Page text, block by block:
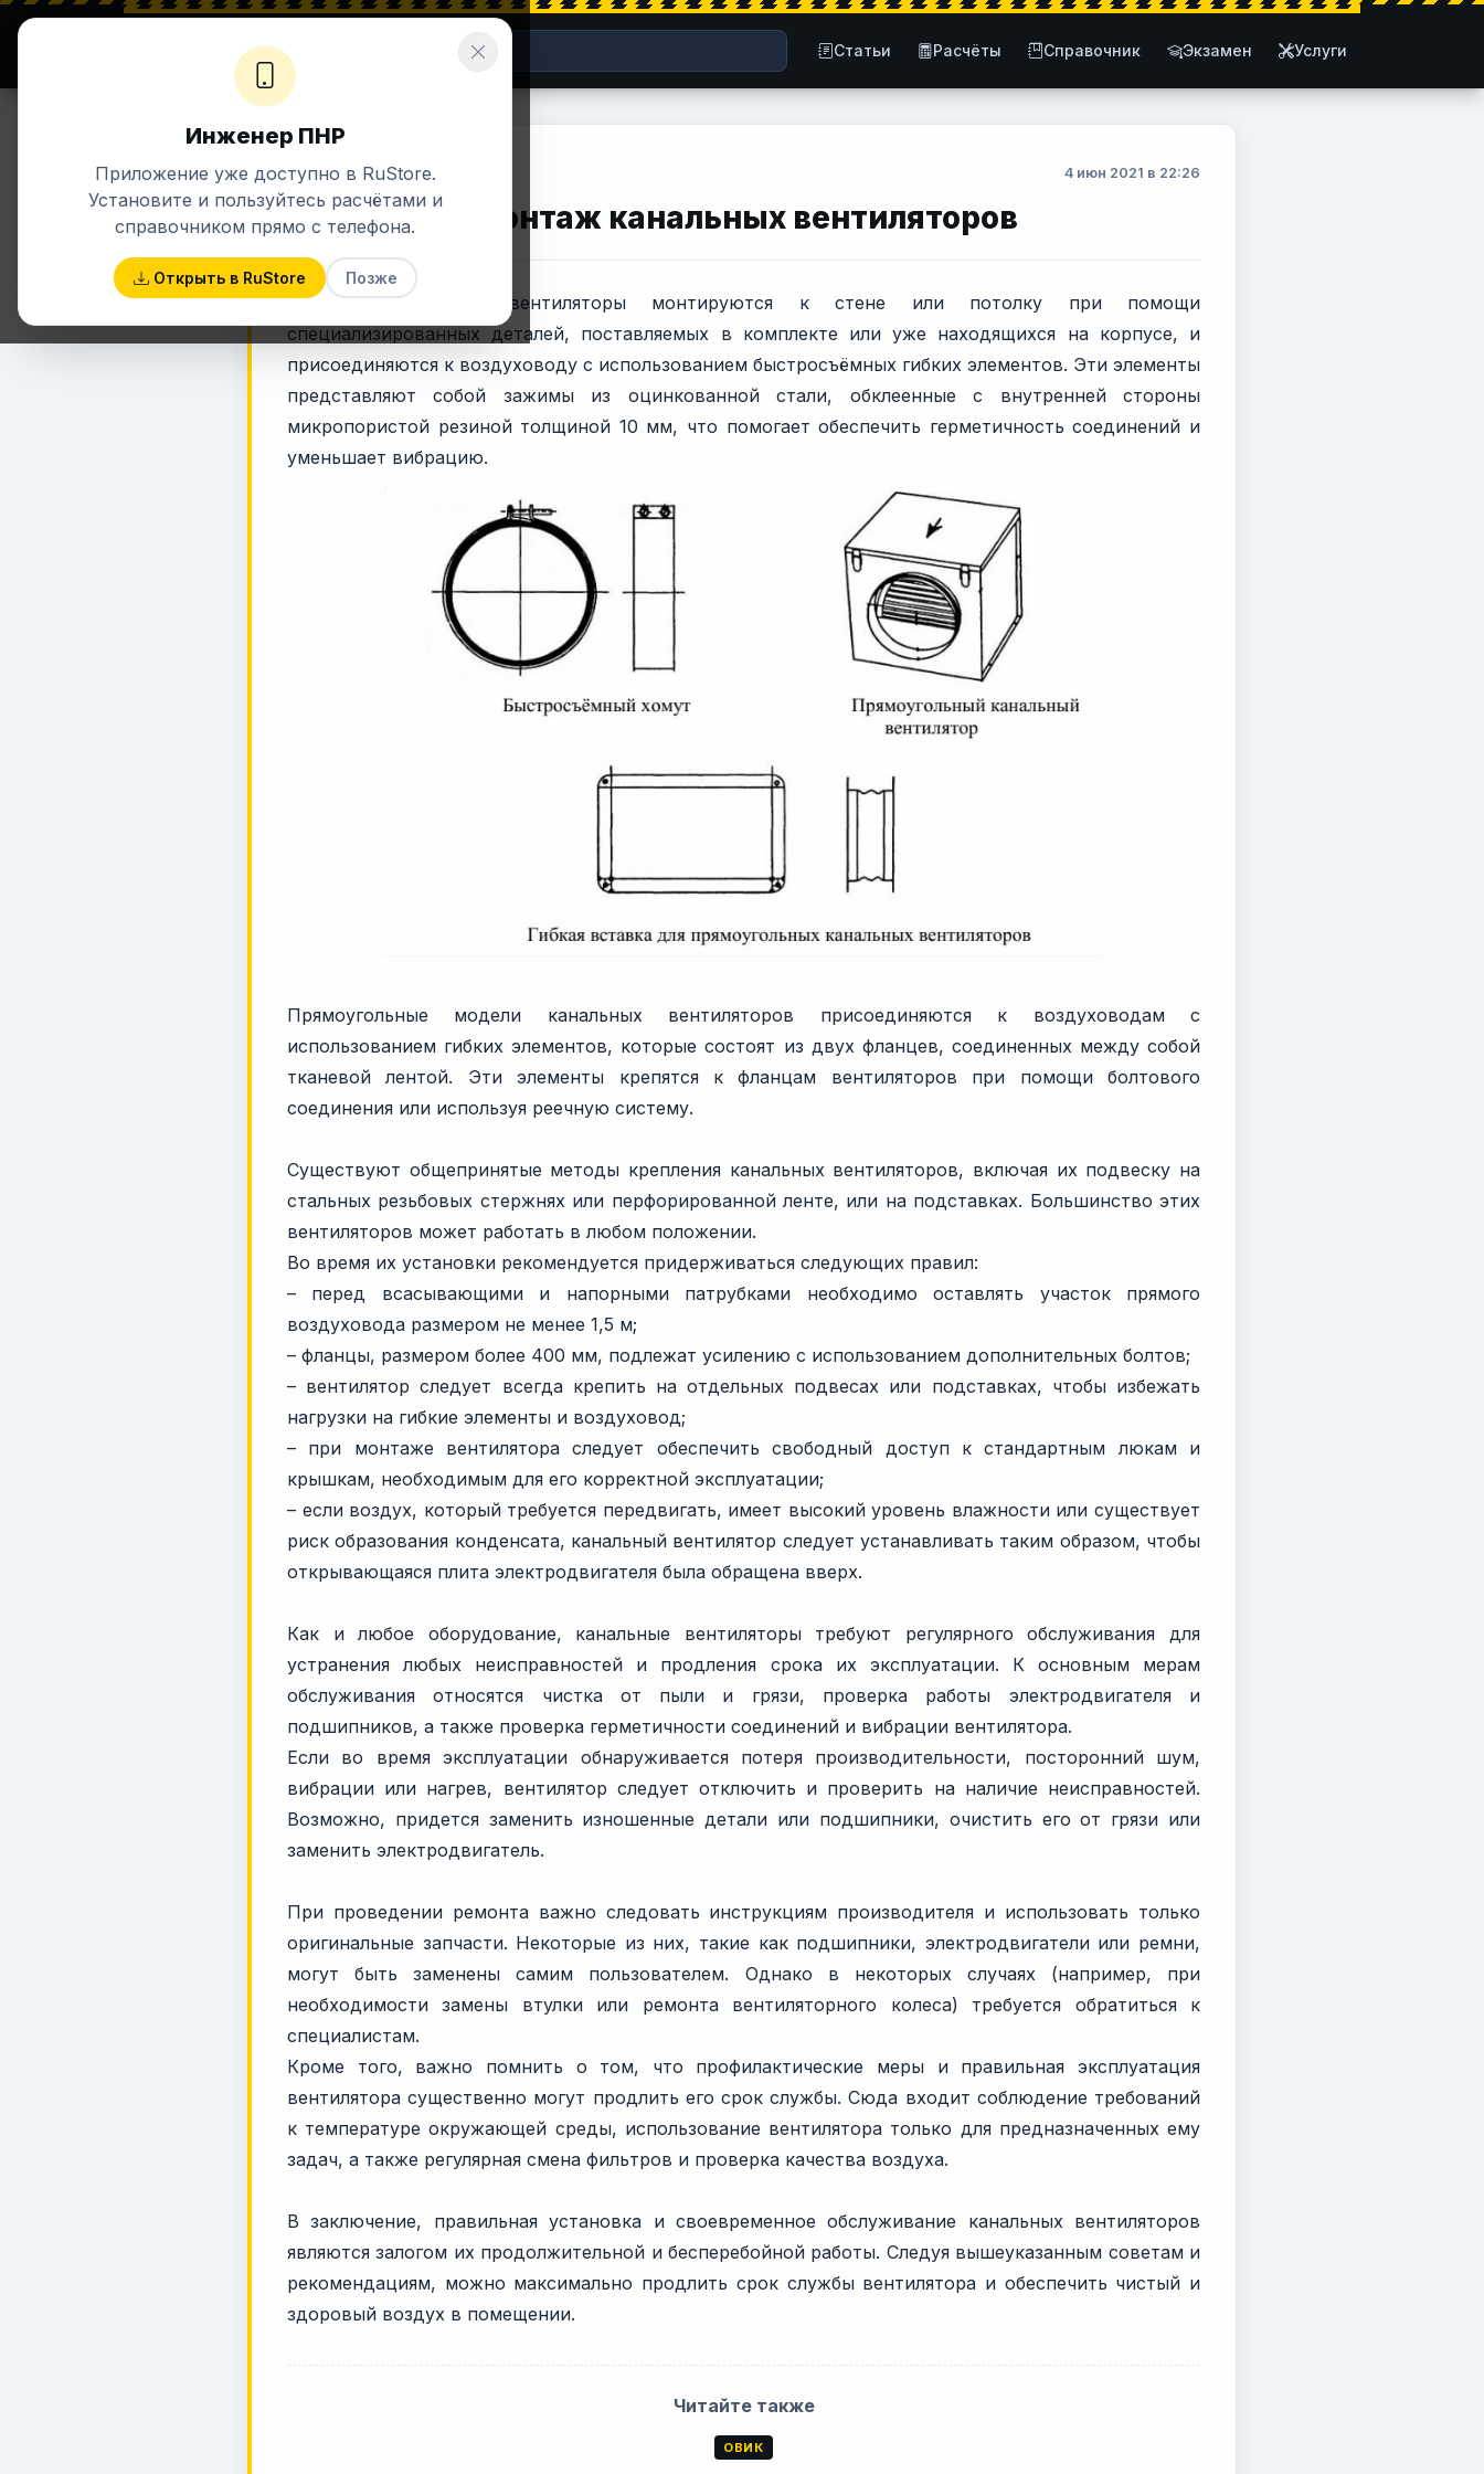
⚡ ENERGETIK.UZ
Σ ЗНАНИЯ + ЭНЕРГИЯ
Статьи Расчёты Справочник Экзамен Услуги
Инженер ПНР
Приложение уже доступно в RuStore.
Установите и пользуйтесь расчётами и
справочником прямо с телефона.
Открыть в RuStore Позже
ОВИК 4 июн 2021 в 22:26
Монтаж канальных вентиляторов
Круглый канальные вентиляторы монтируются к стене или потолку при помощи
специализированных деталей, поставляемых в комплекте или уже находящихся на корпусе, и
присоединяются к воздуховоду с использованием быстросъёмных гибких элементов. Эти элементы
представляют собой зажимы из оцинкованной стали, обклеенные с внутренней стороны
микропористой резиной толщиной 10 мм, что помогает обеспечить герметичность соединений и
уменьшает вибрацию.
Прямоугольные модели канальных вентиляторов присоединяются к воздуховодам с
использованием гибких элементов, которые состоят из двух фланцев, соединенных между собой
тканевой лентой. Эти элементы крепятся к фланцам вентиляторов при помощи болтового
соединения или используя реечную систему.
Существуют общепринятые методы крепления канальных вентиляторов, включая их подвеску на
стальных резьбовых стержнях или перфорированной ленте, или на подставках. Большинство этих
вентиляторов может работать в любом положении.
Во время их установки рекомендуется придерживаться следующих правил:
– перед всасывающими и напорными патрубками необходимо оставлять участок прямого
воздуховода размером не менее 1,5 м;
– фланцы, размером более 400 мм, подлежат усилению с использованием дополнительных болтов;
– вентилятор следует всегда крепить на отдельных подвесах или подставках, чтобы избежать
нагрузки на гибкие элементы и воздуховод;
– при монтаже вентилятора следует обеспечить свободный доступ к стандартным люкам и
крышкам, необходимым для его корректной эксплуатации;
– если воздух, который требуется передвигать, имеет высокий уровень влажности или существует
риск образования конденсата, канальный вентилятор следует устанавливать таким образом, чтобы
открывающаяся плита электродвигателя была обращена вверх.
Как и любое оборудование, канальные вентиляторы требуют регулярного обслуживания для
устранения любых неисправностей и продления срока их эксплуатации. К основным мерам
обслуживания относятся чистка от пыли и грязи, проверка работы электродвигателя и
подшипников, а также проверка герметичности соединений и вибрации вентилятора.
Если во время эксплуатации обнаруживается потеря производительности, посторонний шум,
вибрации или нагрев, вентилятор следует отключить и проверить на наличие неисправностей.
Возможно, придется заменить изношенные детали или подшипники, очистить его от грязи или
заменить электродвигатель.
При проведении ремонта важно следовать инструкциям производителя и использовать только
оригинальные запчасти. Некоторые из них, такие как подшипники, электродвигатели или ремни,
могут быть заменены самим пользователем. Однако в некоторых случаях (например, при
необходимости замены втулки или ремонта вентиляторного колеса) требуется обратиться к
специалистам.
Кроме того, важно помнить о том, что профилактические меры и правильная эксплуатация
вентилятора существенно могут продлить его срок службы. Сюда входит соблюдение требований
к температуре окружающей среды, использование вентилятора только для предназначенных ему
задач, а также регулярная смена фильтров и проверка качества воздуха.
В заключение, правильная установка и своевременное обслуживание канальных вентиляторов
являются залогом их продолжительной и бесперебойной работы. Следуя вышеуказанным советам и
рекомендациям, можно максимально продлить срок службы вентилятора и обеспечить чистый и
здоровый воздух в помещении.
Читайте также
ОВИК